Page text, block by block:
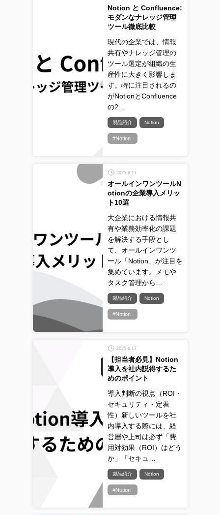
Notion と Confluence:
モダンなナレッジ管理
ツール徹底比較
現代の企業では、情報
共有やナレッジ管理の
ツール選定が組織の生
産性に大きく影響しま
す。特に注目されるの
がNotionとConfluence
の2…
製品紹介 Notion
#Notion
2025.6.17
オールインワンツールN
otionの企業導入メリッ
ト10選
大企業における情報共
有や業務効率化の課題
を解決する手段とし
て、オールインワンツ
ール「Notion」が注目を
集めています。メモや
タスク管理から…
製品紹介 Notion
#Notion
2025.6.17
【担当者必見】Notion
導入を社内説得するた
めのポイント
導入判断の視点（ROI・
セキュリティ・定着
性）新しいツールを社
内導入する際には、経
営層や上司は必ず「費
用対効果（ROI）はどう
か」「セキュ…
製品紹介 Notion
#Notion